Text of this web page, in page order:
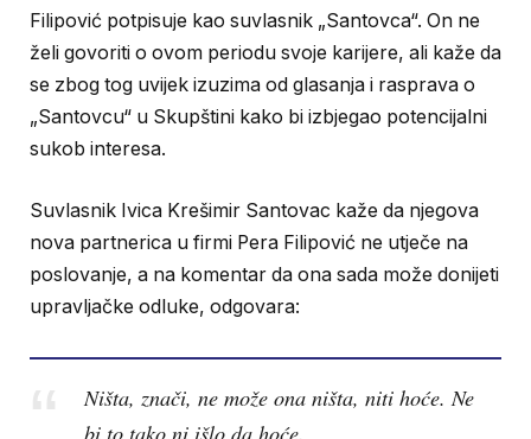
Filipović potpisuje kao suvlasnik „Santovca“. On ne
želi govoriti o ovom periodu svoje karijere, ali kaže da
se zbog tog uvijek izuzima od glasanja i rasprava o
„Santovcu“ u Skupštini kako bi izbjegao potencijalni
sukob interesa.
Suvlasnik Ivica Krešimir Santovac kaže da njegova
nova partnerica u firmi Pera Filipović ne utječe na
poslovanje, a na komentar da ona sada može donijeti
upravljačke odluke, odgovara:
Ništa, znači, ne može ona ništa, niti hoće. Ne
bi to tako ni išlo da hoće.